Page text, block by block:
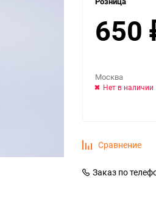
650
Москва
Нет в наличии
Сравнение
Заказ по